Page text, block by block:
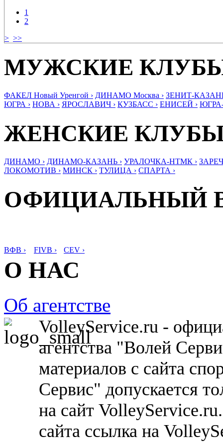
1
2
> >>
МУЖСКИЕ
ФАКЕЛ Новый Уренгой › ДИНАМО Москва › ЗЕНИТ-
ЮГРА › НОВА › ЯРОСЛАВИЧ › КУЗБАСС › ЕНИСЕЙ ›
ЖЕНСКИЕ
ДИНАМО › ДИНАМО-КАЗАНЬ › УРАЛОЧКА-НТМК ›
ЛОКОМОТИВ › МИНСК › ТУЛИЦА › СПАРТА ›
ОФИЦИАЛЬНЫЙ
ВФВ › FIVB › CEV ›
О НАС
Об агентстве
VolleyService.ru -
агентства "Волей
материалов с сайта
Сервис" допускается
на сайт
сайта ссылка на